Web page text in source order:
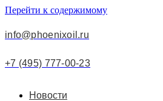
Перейти к содержимому
info@phoenixoil.ru
+7 (495) 777-00-23
Новости